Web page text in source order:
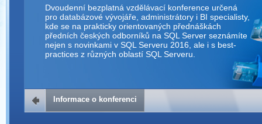
Dvoudenní bezplatná vzdělávací konference určená
pro databázové vývojáře, administrátory i BI specialisty,
kde se na prakticky orientovaných přednáškách
předních českých odborníků na SQL Server seznámíte
nejen s novinkami v SQL Serveru 2016, ale i s best-
practices z různých oblastí SQL Serveru.
Informace o konferenci